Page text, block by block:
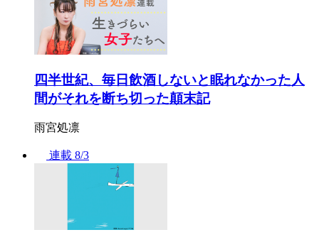
四半世紀、毎日飲酒しないと眠れなかった人
間がそれを断ち切った顛末記
雨宮処凛
連載 8/3